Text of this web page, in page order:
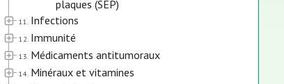
plaques (SEP)
11. Infections
12. Immunité
13. Médicaments antitumoraux
14. Minéraux et vitamines